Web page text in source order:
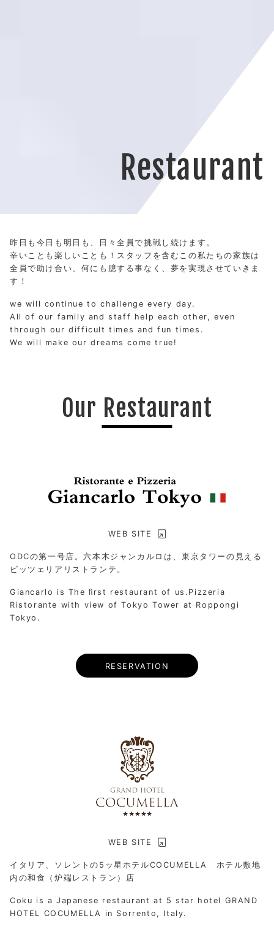
Restaurant
昨日も今日も明日も、日々全員で挑戦し続けます。
辛いことも楽しいことも！スタッフを含むこの私たちの家族は
全員で助け合い、何にも臆する事なく、夢を実現させていきま
す！
we will continue to challenge every day.
All of our family and staff help each other, even
through our difficult times and fun times.
We will make our dreams come true!
Our Restaurant
WEB SITE
ODCの第一号店。六本木ジャンカルロは、東京タワーの見える
ピッツェリアリストランテ。
Giancarlo is The ﬁrst restaurant of us.Pizzeria
Ristorante with view of Tokyo Tower at Roppongi
Tokyo.
RESERVATION
WEB SITE
イタリア、ソレントの5ッ星ホテルCOCUMELLA ホテル敷地
内の和食（炉端レストラン）店
Coku is a Japanese restaurant at 5 star hotel GRAND
HOTEL COCUMELLA in Sorrento, Italy.